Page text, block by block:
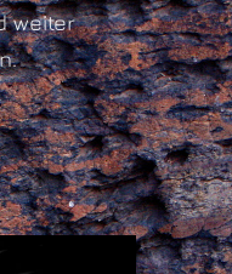
weiter